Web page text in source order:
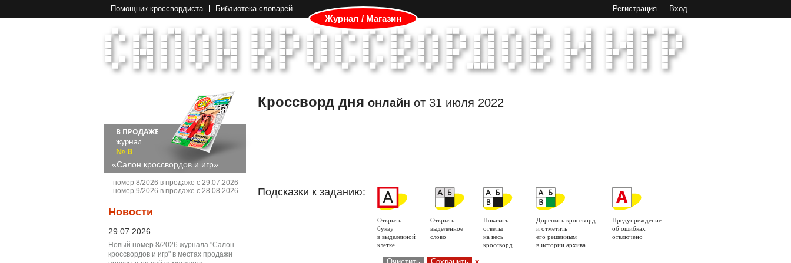
Помощник кроссвордиста Библиотека словарей
Журнал / Магазин
Регистрация Вход
В ПРОДАЖЕ
журнал
№ 8
«Салон кроссвордов и игр»
― номер 8/2026 в продаже с 29.07.2026
― номер 9/2026 в продаже с 28.08.2026
Новости
29.07.2026
Новый номер 8/2026 журнала "Салон
кроссвордов и игр" в местах продажи
Кроссворд дня онлайн от 31 июля 2022
Подсказки к заданию:
Открыть
букву
в выделенной
клетке
Открыть
выделенное
слово
Показать
ответы
на весь
кроссворд
Дорешать кроссворд
и отметить
его решённым
в истории архива
Предупреждение
об ошибках
отключено